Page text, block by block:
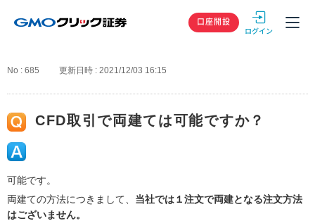
GMOクリック
口座開設
No : 685 更新日時 : 2021/12/03 16:15
CFD取引で両建ては可能ですか？
可能です。
両建ての方法につきまして、 当社では１注文で両建となる注文方法
はございません。